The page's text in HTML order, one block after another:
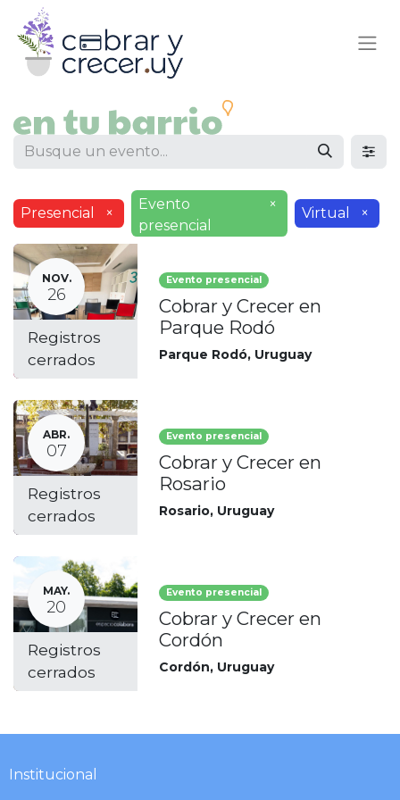
Presencial ×
Evento
presencial
×
Virtual ×
NOV.
26
Registros
cerrados
Evento presencial
Cobrar y Crecer en
Parque Rodó
Parque Rodó, Uruguay
ABR.
07
Registros
cerrados
Evento presencial
Cobrar y Crecer en
Rosario
Rosario, Uruguay
MAY.
20
Registros
cerrados
Evento presencial
Cobrar y Crecer en
Cordón
Cordón, Uruguay
Institucional​​​